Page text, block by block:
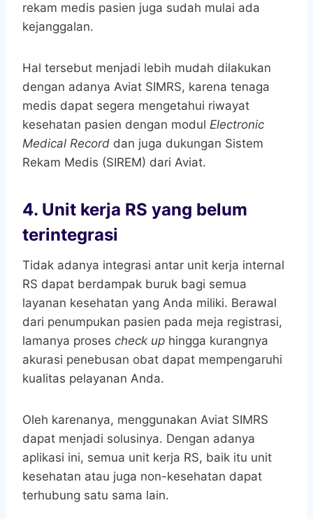
rekam medis pasien juga sudah mulai ada
kejanggalan.
Hal tersebut menjadi lebih mudah dilakukan
dengan adanya Aviat SIMRS, karena tenaga
medis dapat segera mengetahui riwayat
kesehatan pasien dengan modul Electronic
Medical Record dan juga dukungan Sistem
Rekam Medis (SIREM) dari Aviat.
4. Unit kerja RS yang belum
terintegrasi
Tidak adanya integrasi antar unit kerja internal
RS dapat berdampak buruk bagi semua
layanan kesehatan yang Anda miliki. Berawal
dari penumpukan pasien pada meja registrasi,
lamanya proses check up hingga kurangnya
akurasi penebusan obat dapat mempengaruhi
kualitas pelayanan Anda.
Oleh karenanya, menggunakan Aviat SIMRS
dapat menjadi solusinya. Dengan adanya
aplikasi ini, semua unit kerja RS, baik itu unit
kesehatan atau juga non-kesehatan dapat
terhubung satu sama lain.